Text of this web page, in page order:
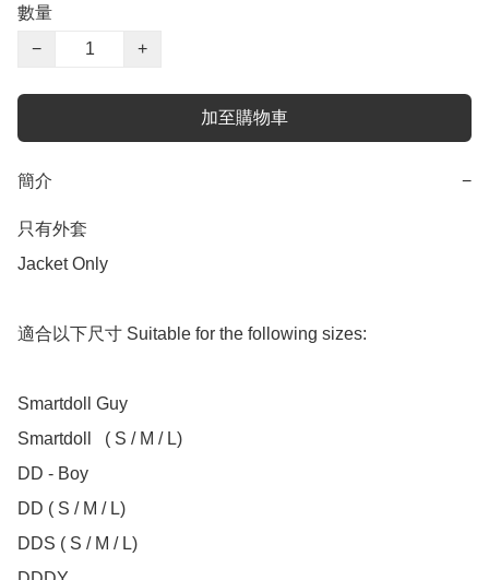
數量
−
+
加至購物車
簡介 −
只有外套
Jacket Only
適合以下尺寸 Suitable for the following sizes:
Smartdoll Guy
Smartdoll	( S / M / L)
DD - Boy
DD ( S / M / L)
DDS ( S / M / L)